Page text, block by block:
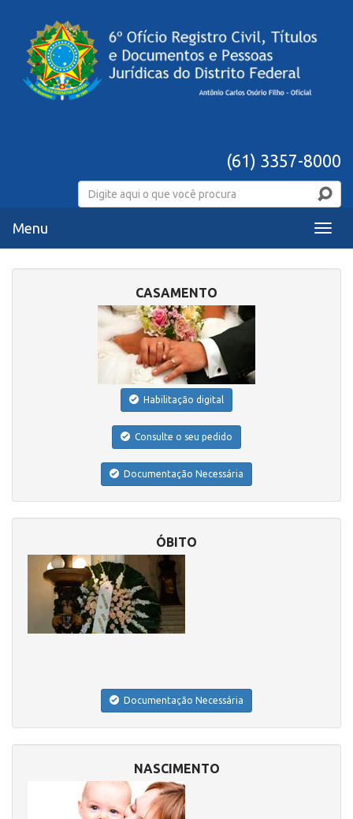
(61) 3357-8000
Menu
Menu
CASAMENTO
Habilitação digital
Consulte o seu pedido
Documentação Necessária
ÓBITO
Documentação Necessária
NASCIMENTO